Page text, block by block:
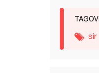
TAGOVI
sir